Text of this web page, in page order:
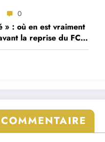
0
» : où en est vraiment
la reprise du FC